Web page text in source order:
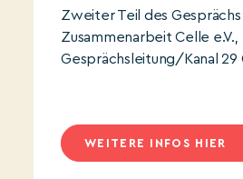
Zweiter Teil des Gesprächs
Zusammenarbeit Celle e.V.,
Gesprächsleitung/Kanal 29
WEITERE INFOS HIER